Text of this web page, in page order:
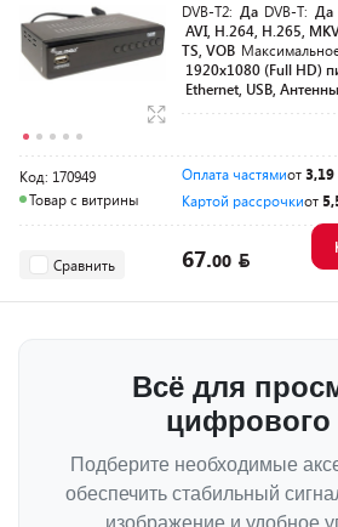
DVB-T2: Да DVB-T: Да
AVI, H.264, H.265,
TS, VOB
1920х1080 (Full HD)
Ethernet, USB,
Код: 170949
Товар с витрины
Оплата частямиот3,19
Картой рассрочкиот
Сравнить 67.00
Всё для
Подберите необходимые
обеспечить стабильный
изображение и удобное